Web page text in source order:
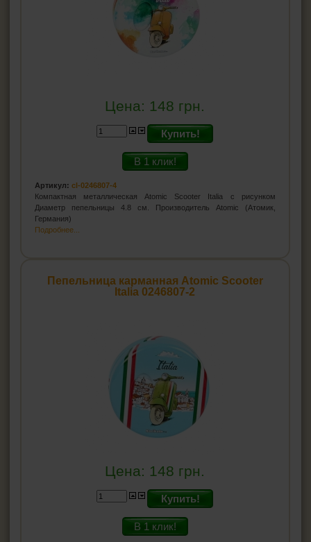
Цена: 148 грн.
Купить!
В 1 клик!
Артикул: cl-0246807-4
Компактная металлическая Atomic Scooter Italia с рисунком
Диаметр пепельницы 4.8 см. Производитель Atomic (Атомик,
Германия)
Подробнее...
Пепельница карманная Atomic Scooter
Italia 0246807-2
Цена: 148 грн.
Купить!
В 1 клик!